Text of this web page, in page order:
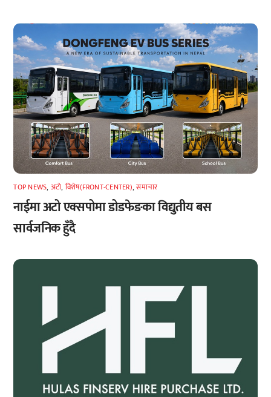
TOP NEWS, अटाे, विशेष(FRONT-CENTER),समाचार
नाईमा अटो एक्सपोमा डोडफेङका विद्युतीय बस
सार्वजनिक हुँदै